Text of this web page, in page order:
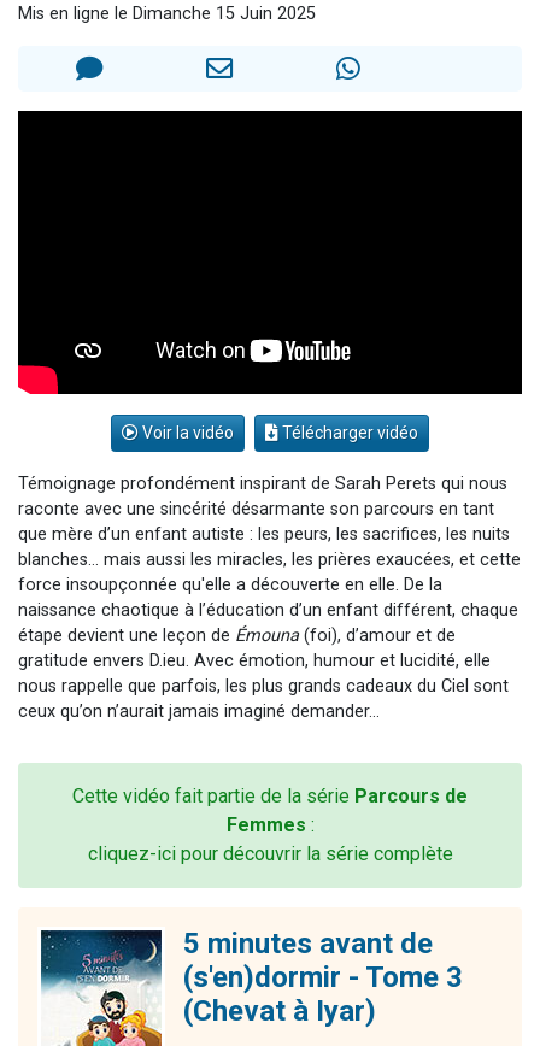
6 personnes viennent de faire un don pour 5 enfants déjà orphelins risquent de perdre leur maman
2 personnes viennent de faire un don pour Reloger Rivka, 6 enfants, victime de violences...
Mis en ligne le Dimanche 15 Juin 2025
Voir la vidéo Télécharger vidéo
Témoignage profondément inspirant de Sarah Perets qui nous
raconte avec une sincérité désarmante son parcours en tant
que mère d’un enfant autiste : les peurs, les sacrifices, les nuits
blanches... mais aussi les miracles, les prières exaucées, et cette
force insoupçonnée qu'elle a découverte en elle. De la
naissance chaotique à l’éducation d’un enfant différent, chaque
étape devient une leçon de Émouna(foi), d’amour et de
gratitude envers D.ieu. Avec émotion, humour et lucidité, elle
nous rappelle que parfois, les plus grands cadeaux du Ciel sont
ceux qu’on n’aurait jamais imaginé demander...
Cette vidéo fait partie de la série Parcours de
Femmes :
cliquez-ici pour découvrir la série complète
5 minutes avant de
(s'en)dormir - Tome 3
(Chevat à Iyar)